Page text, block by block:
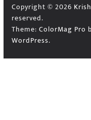
Copyright © 2026
reserved.
Theme: ColorMag Pro
WordPress.